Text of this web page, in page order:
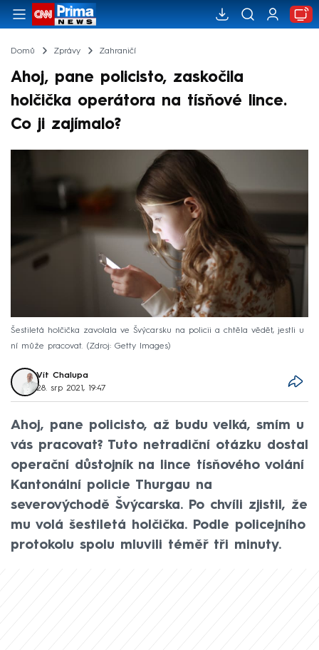
Domů Zprávy Zahraničí
Ahoj, pane policisto, zaskočila
holčička operátora na tísňové lince.
Co ji zajímalo?
Šestiletá holčička zavolala ve Švýcarsku na policii a chtěla vědět, jestli u
ní může pracovat.
Zdroj: Getty Images
Vít Chalupa
28. srp 2021, 19:47
Ahoj, pane policisto, až budu velká, smím u
vás pracovat? Tuto netradiční otázku dostal
operační důstojník na lince tísňového volání
Kantonální policie Thurgau na
severovýchodě Švýcarska. Po chvíli zjistil, že
mu volá šestiletá holčička. Podle policejního
protokolu spolu mluvili téměř tři minuty.